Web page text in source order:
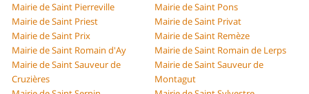
Mairie de Saint Pierreville
Mairie de Saint Pons
Mairie de Saint Priest
Mairie de Saint Privat
Mairie de Saint Prix
Mairie de Saint Remèze
Mairie de Saint Romain d'Ay
Mairie de Saint Romain de Lerps
Mairie de Saint Sauveur de
Cruzières
Mairie de Saint Sauveur de
Montagut